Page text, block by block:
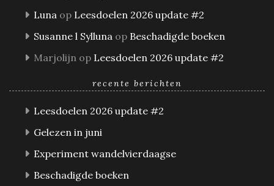
Luna op Leesdoelen 2026 update #2
Susanne l Sylluna op Beschadigde boeken
Marjolijn op Leesdoelen 2026 update #2
recente berichten
Leesdoelen 2026 update #2
Gelezen in juni
Experiment wandelvierdaagse
Beschadigde boeken